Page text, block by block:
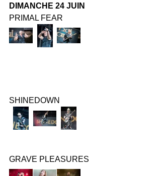
DIMANCHE 24 JUIN
PRIMAL FEAR
SHINEDOWN
GRAVE PLEASURES